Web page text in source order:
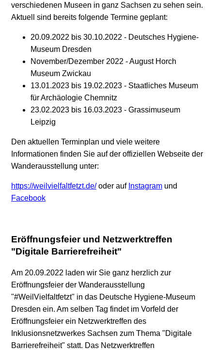
verschiedenen Museen in ganz Sachsen zu sehen sein.
Aktuell sind bereits folgende Termine geplant:
20.09.2022 bis 30.10.2022 - Deutsches Hygiene-
Museum Dresden
November/Dezember 2022 - August Horch
Museum Zwickau
13.01.2023 bis 19.02.2023 - Staatliches Museum
für Archäologie Chemnitz
23.02.2023 bis 16.03.2023 - Grassimuseum
Leipzig
Den aktuellen Terminplan und viele weitere
Informationen finden Sie auf der offiziellen Webseite der
Wanderausstellung unter:
https://weilvielfaltfetzt.de/oder auf Instagram und
Facebook
Eröffnungsfeier und Netzwerktreffen
"Digitale Barrierefreiheit"
Am 20.09.2022 laden wir Sie ganz herzlich zur
Eröffnungsfeier der Wanderausstellung
"#WeilVielfaltfetzt" in das Deutsche Hygiene-Museum
Dresden ein. Am selben Tag findet im Vorfeld der
Eröffnungsfeier ein Netzwerktreffen des
Inklusionsnetzwerkes Sachsen zum Thema "Digitale
Barrierefreiheit" statt. Das Netzwerktreffen